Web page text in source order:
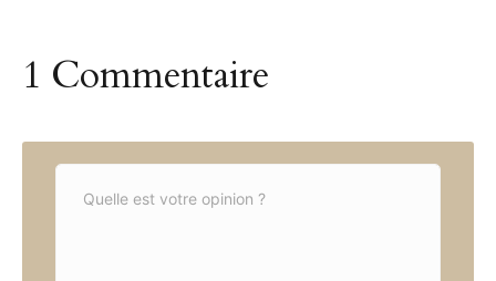
1 Commentaire
C